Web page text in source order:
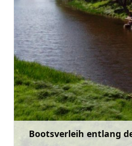
Bootsverleih entlang